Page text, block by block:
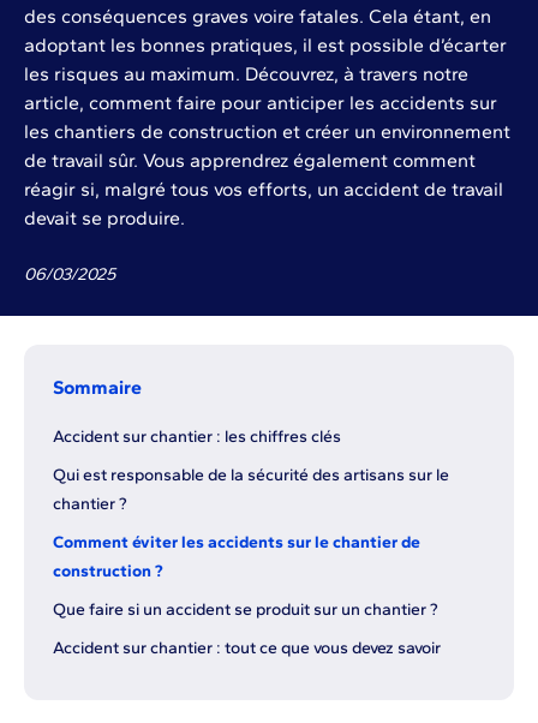
des conséquences graves voire fatales. Cela étant, en
adoptant les bonnes pratiques, il est possible d’écarter
les risques au maximum. Découvrez, à travers notre
article, comment faire pour anticiper les accidents sur
les chantiers de construction et créer un environnement
de travail sûr. Vous apprendrez également comment
réagir si, malgré tous vos efforts, un accident de travail
devait se produire.
06/03/2025
Sommaire
Accident sur chantier : les chiffres clés
Qui est responsable de la sécurité des artisans sur le
chantier ?
Comment éviter les accidents sur le chantier de
construction ?
Que faire si un accident se produit sur un chantier ?
Accident sur chantier : tout ce que vous devez savoir